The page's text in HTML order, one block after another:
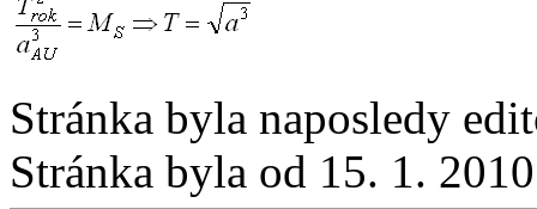
Stránka byla naposledy
Stránka byla od 15. 1.